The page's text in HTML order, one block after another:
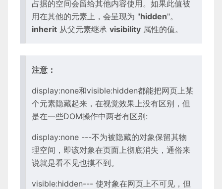
占据的空间会留给其他内容使用。如果此值被
用在其他的元素上，会呈现为 "hidden"。
inherit 从父元素继承 visibility 属性的值。
注意：
display:none和visible:hidden都能把网页上某
个元素隐藏起来，在视觉效果上没有区别，但
是在一些DOM操作中两者有区别:
display:none ---不为被隐藏的对象保留其物
理空间，即该对象在页面上彻底消失，通俗来
说就是看不见也摸不到。
visible:hidden--- 使对象在网页上不可见，但